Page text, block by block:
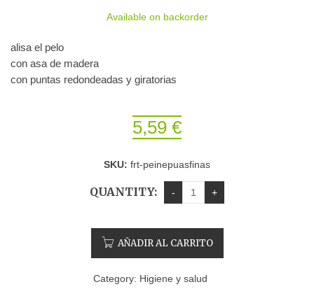
Available on backorder
alisa el pelo
con asa de madera
con puntas redondeadas y giratorias
5,59 €
SKU: frt-peinepuasfinas
QUANTITY:
AÑADIR AL CARRITO
Category: Higiene y salud